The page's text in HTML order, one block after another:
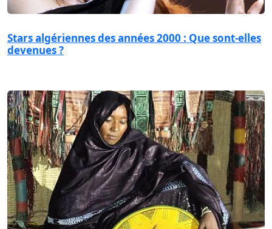
Stars algériennes des années 2000 : Que sont-elles
devenues ?